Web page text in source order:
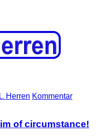
Herren Kommentar
of circumstance!